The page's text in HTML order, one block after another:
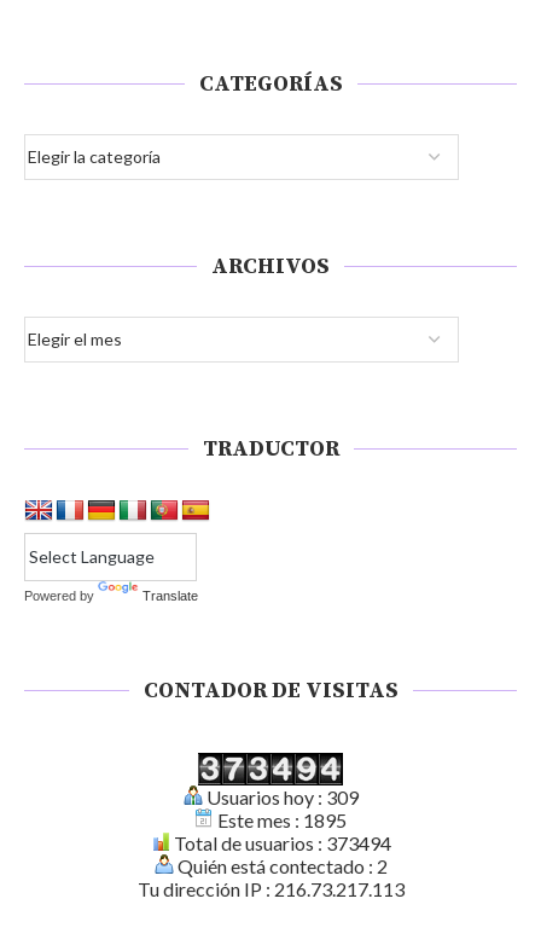
CATEGORÍAS
ARCHIVOS
TRADUCTOR
Powered by Translate
CONTADOR DE VISITAS
Usuarios hoy : 309
Este mes : 1895
Total de usuarios : 373494
Quién está contectado : 2
Tu dirección IP : 216.73.217.113